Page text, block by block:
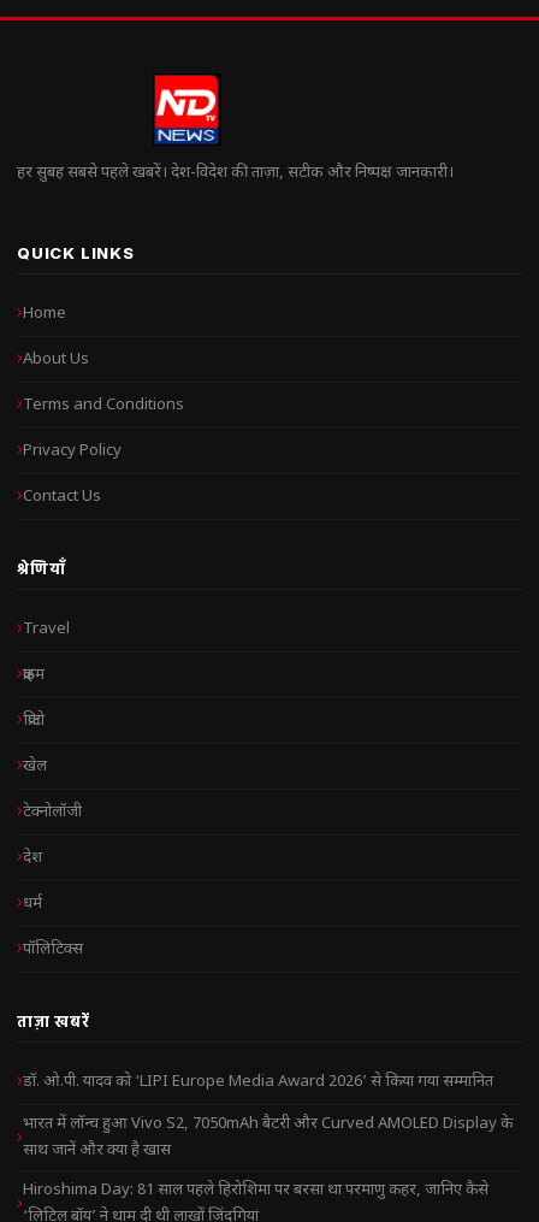
हर सुबह सबसे पहले खबरें। देश-विदेश की ताज़ा, सटीक और निष्पक्ष जानकारी।
QUICK LINKS
Home
About Us
Terms and Conditions
Privacy Policy
Contact Us
श्रेणियाँ
Travel
क्राइम
क्रिप्टो
खेल
टेक्नोलॉजी
देश
धर्म
पॉलिटिक्स
ताज़ा खबरें
डॉ. ओ.पी. यादव को ‘LIPI Europe Media Award 2026’ से किया गया सम्मानित
भारत में लॉन्च हुआ Vivo S2, 7050mAh बैटरी और Curved AMOLED Display के
साथ जानें और क्या है खास
Hiroshima Day: 81 साल पहले हिरोशिमा पर बरसा था परमाणु कहर, जानिए कैसे
‘लिटिल बॉय’ ने थाम दी थी लाखों जिंदगियां